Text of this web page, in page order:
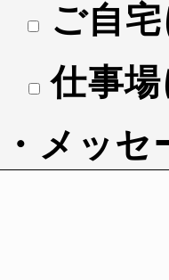
ご自
仕事
・メッ